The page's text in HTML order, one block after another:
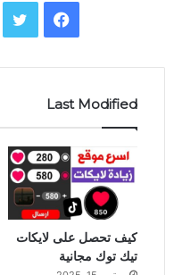
فيسبوك
Last Modified
كيف تحصل على لايكات
تيك توك مجانية